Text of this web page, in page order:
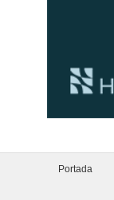
Portada